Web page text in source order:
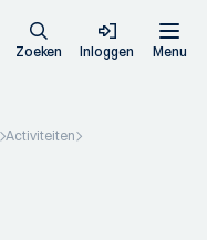
Zoeken Inloggen Menu
Activiteiten